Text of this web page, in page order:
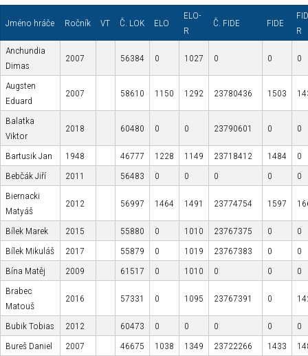
Jméno hráče Ročník VT Č. LOK ELO
ELO-
R
Č. FIDE FIDE
R
Anchundia
Dimas
2007 56384 0 1027 0 0 0
Augsten
Eduard
2007 58610 1150 1292 23780436 1503
Balatka
Viktor
2018 60480 0 0 23790601 0 0
Bartusik Jan 1948 46777 1228 1149 23718412 1484
0
Bebčák Jiří
2011 56483 0 0 0 0
0
Biernacki
Matyáš
2012 56997 1464 1491 23774754 1597
Bílek Marek 2015 55880 0 1010 23767375 0
0
Bílek Mikuláš
2017 55879 0 1019 23767383 0
0
Bína Matěj
2009 61517 0 1010 0 0
0
Brabec
Matouš
2016 57331 0 1095 23767391 0
Bubik Tobias 2012 60473 0 0 0 0
0
Bureš Daniel
2007 46675 1038 1349 23722266 1433